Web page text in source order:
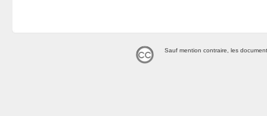
Sauf mention contraire, les